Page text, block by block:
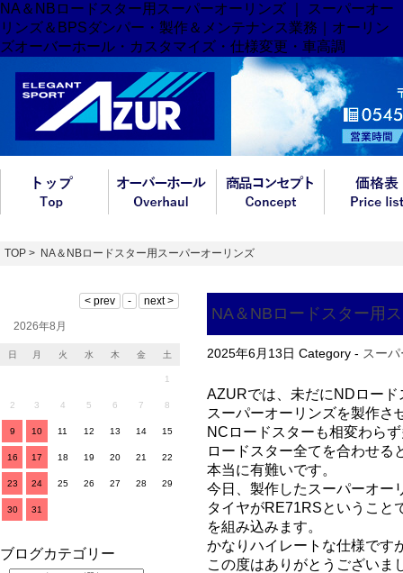
NA＆NBロードスター用スーパーオーリンズ ｜ スーパーオー
リンズ＆BPSダンパー・製作＆メンテナンス業務｜オーリン
ズオーバーホール・カスタマイズ・仕様変更・車高調
TOP > NA＆NBロードスター用スーパーオーリンズ
NA＆NBロードスター用
2025年6月13日 Category - スー
AZURでは、未だにNDロー
スーパーオーリンズを製作さ
NCロードスターも相変わら
ロードスター全てを合わせる
本当に有難いです。
今日、製作したスーパーオー
タイヤがRE71RSということ
を組み込みます。
かなりハイレートな仕様です
この度はありがとうございま
2026年8月
日 月 火 水 木 金 土
1
2 3 4 5 6 7 8
9 10 11 12 13 14 15
16 17 18 19 20 21 22
23 24 25 26 27 28 29
30 31
ブログカテゴリー